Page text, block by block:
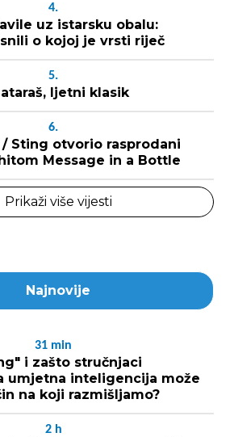
4.
uz istarsku obalu:
o kojoj je vrsti riječ
5.
ljetni klasik
6.
/ Sting otvorio rasprodani
Message in a Bottle
Prikaži više vijesti
Najnovije
31 min
i zašto stručnjaci
umjetna inteligencija može
na koji razmišljamo?
2 h